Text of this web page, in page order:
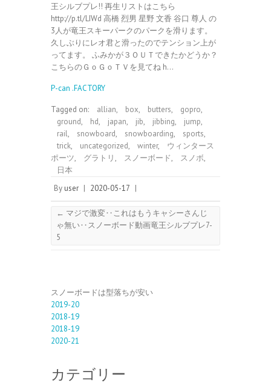
王シルブプレ!! 再生リストはこちら
http://p.tl/LIWd 高橋 烈男 星野 文香 谷口 尊人 の
3人が竜王スキーパークのパークを滑ります。
久しぶりにレオ君と滑ったのでテンション上が
ってます。 ふみかが３ＯＵＴできたかどうか？
こちらのＧｏＧｏＴＶを見てね h…
P-can .FACTORY
Tagged on: allian, box, butters, gopro,
ground, hd, japan, jib, jibbing, jump,
rail, snowboard, snowboarding, sports,
trick, uncategorized, winter,
ウィンタース
ポーツ, グラトリ, スノーボード, スノボ,
日本
By user | 2020-05-17 |
← マジで激変‥これはもうキャシーさんじ
ゃ無い‥スノーボード動画竜王シルブプレ7-
5
スノーボードは型落ちが安い
2019-20
2018-19
2018-19
2020-21
カテゴリー